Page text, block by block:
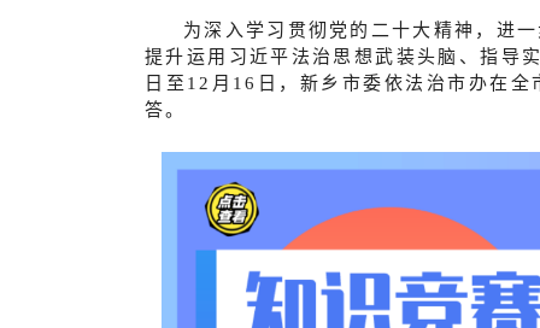
为深入学习贯彻党的二十大精神，进
提升运用习近平法治思想武装头脑、指导
日至12月16日，新乡市委依法治市办在
答。